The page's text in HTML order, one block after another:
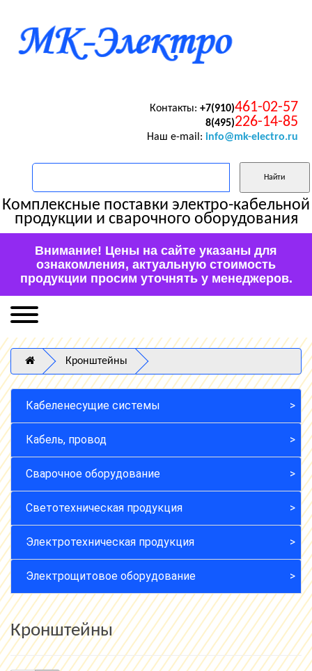
Контакты: +7(910)461-02-57
8(495)226-14-85
Наш e-mail: info@mk-electro.ru
Комплексные поставки электро-кабельной
продукции и сварочного оборудования
Внимание! Цены на сайте указаны для
ознакомления, актуальную стоимость
продукции просим уточнять у менеджеров.
Кронштейны
Кабеленесущие системы
Кабель, провод
Сварочное оборудование
Светотехническая продукция
Электротехническая продукция
Электрощитовое оборудование
Кронштейны